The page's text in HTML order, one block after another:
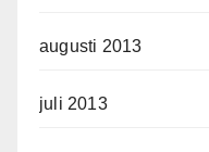
augusti 2013
juli 2013